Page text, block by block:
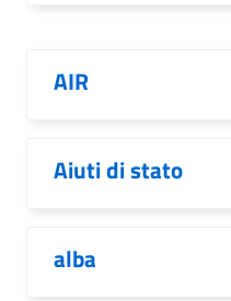
AIR
Aiuti di stato
alba